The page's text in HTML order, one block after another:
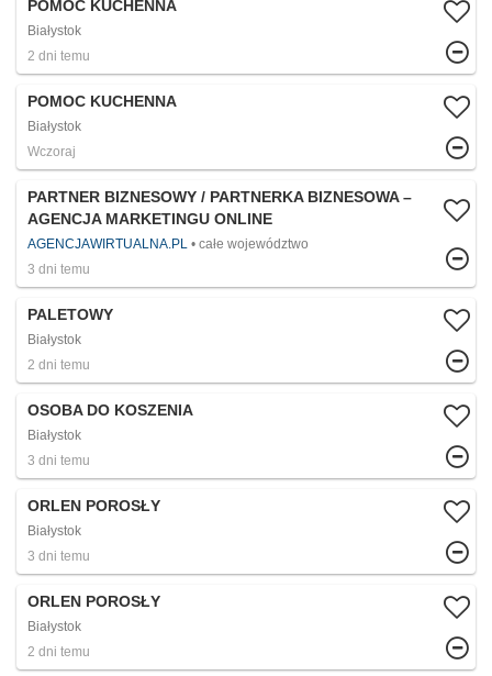
POMOC KUCHENNA
Białystok
2 dni temu
POMOC KUCHENNA
Białystok
Wczoraj
PARTNER BIZNESOWY / PARTNERKA BIZNESOWA –
AGENCJA MARKETINGU ONLINE
AGENCJAWIRTUALNA.PL
całe województwo
3 dni temu
PALETOWY
Białystok
2 dni temu
OSOBA DO KOSZENIA
Białystok
3 dni temu
ORLEN POROSŁY
Białystok
3 dni temu
ORLEN POROSŁY
Białystok
2 dni temu